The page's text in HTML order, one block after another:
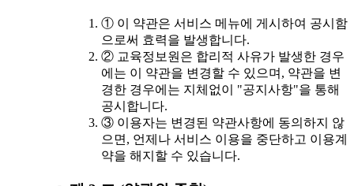
① 이 약관은 서비스 메뉴에 게시하여 공시함
으로써 효력을 발생합니다.
② 교육정보원은 합리적 사유가 발생한 경우
에는 이 약관을 변경할 수 있으며, 약관을 변
경한 경우에는 지체없이 "공지사항"을 통해
공시합니다.
③ 이용자는 변경된 약관사항에 동의하지 않
으면, 언제나 서비스 이용을 중단하고 이용계
약을 해지할 수 있습니다.